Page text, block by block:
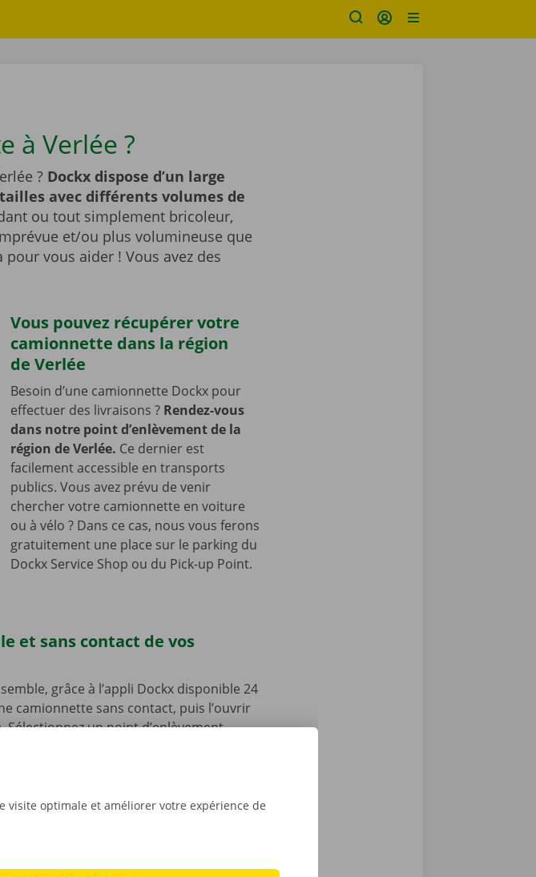
à Verlée ?
? Dockx dispose d’un large
avec différents volumes de
ou tout simplement bricoleur,
et/ou plus volumineuse que
pour vous aider ! Vous avez des
Vous pouvez récupérer votre
camionnette dans la région
de Verlée
Besoin d’une camionnette Dockx pour
effectuer des livraisons ? Rendez-vous
dans notre point d’enlèvement de la
région de Verlée. Ce dernier est
facilement accessible en transports
publics. Vous avez prévu de venir
chercher votre camionnette en voiture
ou à vélo ? Dans ce cas, nous vous ferons
gratuitement une place sur le parking du
Dockx Service Shop ou du Pick-up Point.
et sans contact de vos
grâce à l’appli Dockx disponible 24
camionnette sans contact, puis l’ouvrir
Sélectionnez un point d’enlèvement,
gratuite pour
visite optimale et améliorer votre expérience de